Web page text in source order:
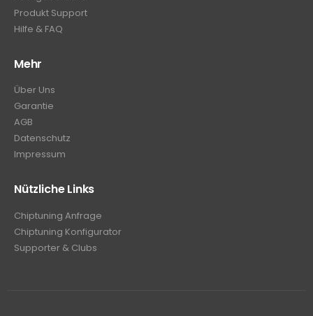
Produkt Support
Hilfe & FAQ
Mehr
Über Uns
Garantie
AGB
Datenschutz
Impressum
Nützliche Links
Chiptuning Anfrage
Chiptuning Konfigurator
Supporter & Clubs